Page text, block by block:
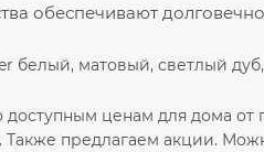
обеспечивают
белый, матовый, светлый
ценам для дома от
предлагаем акции.